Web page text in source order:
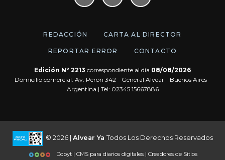
REDACCIÓN CARTA AL DIRECTOR
REPORTAR ERROR CONTACTO
Edición Nº 2213 correspondiente al día 08/08/2026
Domicilio comercial: Av. Peron 342 - General Alvear - Buenos Aires -
Argentina | Tel: 02345 15667886
© 2026 | Alvear Ya Todos Los Derechos Reservados
Dobyt | CMS para diarios digitales | Creadores de Sitios